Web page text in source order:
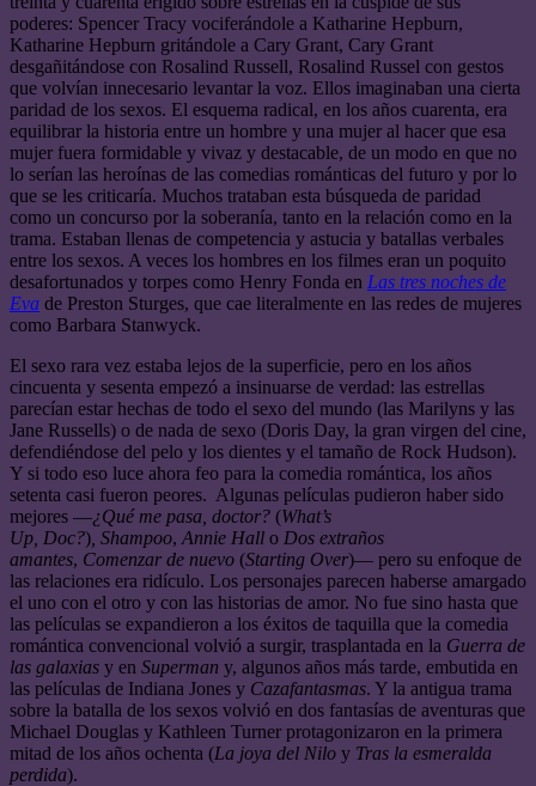
poderes: Spencer Tracy vociferándole a Katharine Hepburn,
Katharine Hepburn gritándole a Cary Grant, Cary Grant
desgañitándose con Rosalind Russell, Rosalind Russel con gestos
que volvían innecesario levantar la voz. Ellos imaginaban una cierta
paridad de los sexos. El esquema radical, en los años cuarenta, era
equilibrar la historia entre un hombre y una mujer al hacer que esa
mujer fuera formidable y vivaz y destacable, de un modo en que no
lo serían las heroínas de las comedias románticas del futuro y por lo
que se les criticaría. Muchos trataban esta búsqueda de paridad
como un concurso por la soberanía, tanto en la relación como en la
trama. Estaban llenas de competencia y astucia y batallas verbales
entre los sexos. A veces los hombres en los filmes eran un poquito
desafortunados y torpes como Henry Fonda en Las tres noches de
Eva de Preston Sturges, que cae literalmente en las redes de mujeres
como Barbara Stanwyck.
El sexo rara vez estaba lejos de la superficie, pero en los años
cincuenta y sesenta empezó a insinuarse de verdad: las estrellas
parecían estar hechas de todo el sexo del mundo (las Marilyns y las
Jane Russells) o de nada de sexo (Doris Day, la gran virgen del cine,
defendiéndose del pelo y los dientes y el tamaño de Rock Hudson).
Y si todo eso luce ahora feo para la comedia romántica, los años
setenta casi fueron peores. Algunas películas pudieron haber sido
mejores —¿Qué me pasa, doctor? (What’s
Up, Doc?) Shampoo, Annie Hall o Dos extraños
amantes, Comenzar de nuevo (Starting Over)— pero su enfoque de
las relaciones era ridículo. Los personajes parecen haberse amargado
el uno con el otro y con las historias de amor. No fue sino hasta que
las películas se expandieron a los éxitos de taquilla que la comedia
romántica convencional volvió a surgir, trasplantada en la Guerra de
las galaxias y en Superman y, algunos años más tarde, embutida en
las películas de Indiana Jones y Cazafantasmas. Y la antigua trama
sobre la batalla de los sexos volvió en dos fantasías de aventuras que
Michael Douglas y Kathleen Turner protagonizaron en la primera
mitad de los años ochenta (La joya del Nilo y Tras la esmeralda
perdida).